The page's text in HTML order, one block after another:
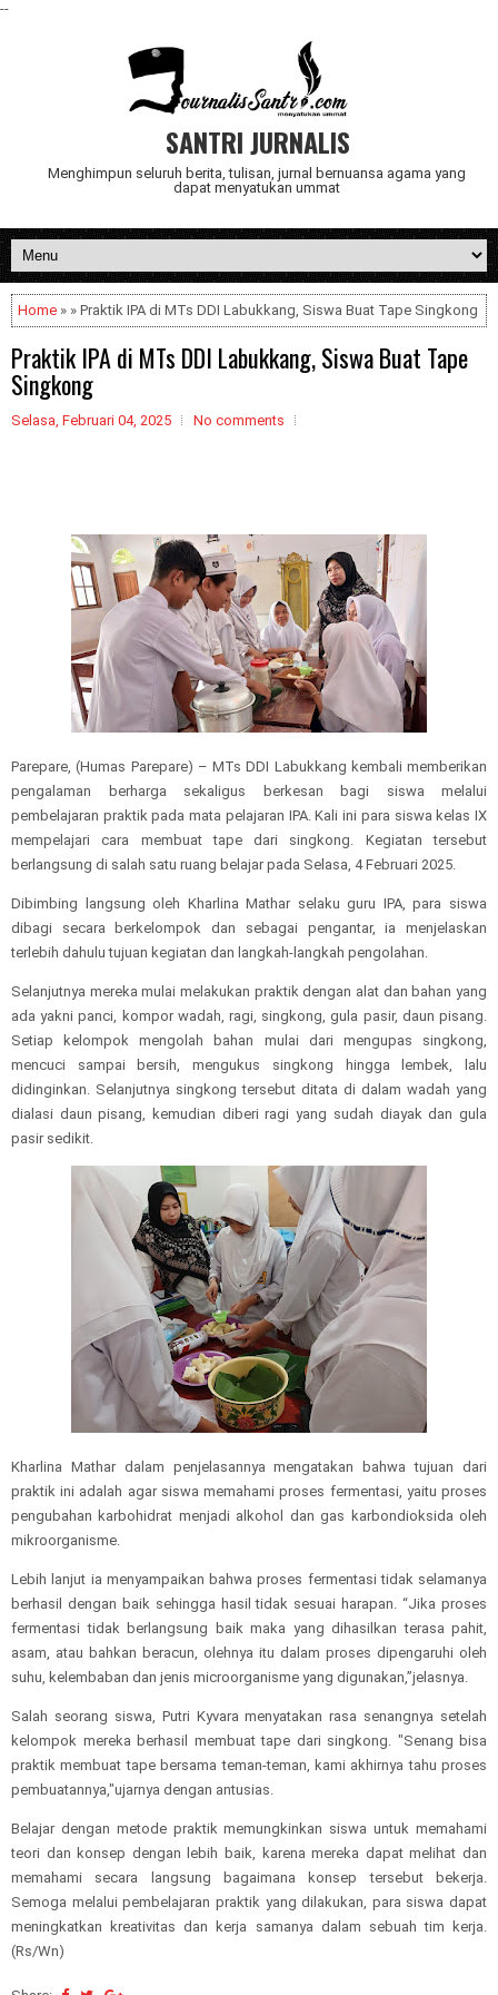
--
SANTRI JURNALIS
Menghimpun seluruh berita, tulisan, jurnal bernuansa agama yang
dapat menyatukan ummat
Home » » Praktik IPA di MTs DDI Labukkang, Siswa Buat Tape Singkong
Praktik IPA di MTs DDI Labukkang, Siswa Buat Tape
Singkong
Selasa, Februari 04, 2025 No comments
Parepare, (Humas Parepare) – MTs DDI Labukkang kembali memberikan
pengalaman berharga sekaligus berkesan bagi siswa melalui
pembelajaran praktik pada mata pelajaran IPA. Kali ini para siswa kelas IX
mempelajari cara membuat tape dari singkong. Kegiatan tersebut
berlangsung di salah satu ruang belajar pada Selasa, 4 Februari 2025.
Dibimbing langsung oleh Kharlina Mathar selaku guru IPA, para siswa
dibagi secara berkelompok dan sebagai pengantar, ia menjelaskan
terlebih dahulu tujuan kegiatan dan langkah-langkah pengolahan.
Selanjutnya mereka mulai melakukan praktik dengan alat dan bahan yang
ada yakni panci, kompor wadah, ragi, singkong, gula pasir, daun pisang.
Setiap kelompok mengolah bahan mulai dari mengupas singkong,
mencuci sampai bersih, mengukus singkong hingga lembek, lalu
didinginkan. Selanjutnya singkong tersebut ditata di dalam wadah yang
dialasi daun pisang, kemudian diberi ragi yang sudah diayak dan gula
pasir sedikit.
Kharlina Mathar dalam penjelasannya mengatakan bahwa tujuan dari
praktik ini adalah agar siswa memahami proses fermentasi, yaitu proses
pengubahan karbohidrat menjadi alkohol dan gas karbondioksida oleh
mikroorganisme.
Lebih lanjut ia menyampaikan bahwa proses fermentasi tidak selamanya
berhasil dengan baik sehingga hasil tidak sesuai harapan. “Jika proses
fermentasi tidak berlangsung baik maka yang dihasilkan terasa pahit,
asam, atau bahkan beracun, olehnya itu dalam proses dipengaruhi oleh
suhu, kelembaban dan jenis microorganisme yang digunakan,”jelasnya.
Salah seorang siswa, Putri Kyvara menyatakan rasa senangnya setelah
kelompok mereka berhasil membuat tape dari singkong. "Senang bisa
praktik membuat tape bersama teman-teman, kami akhirnya tahu proses
pembuatannya,"ujarnya dengan antusias.
Belajar dengan metode praktik memungkinkan siswa untuk memahami
teori dan konsep dengan lebih baik, karena mereka dapat melihat dan
memahami secara langsung bagaimana konsep tersebut bekerja.
Semoga melalui pembelajaran praktik yang dilakukan, para siswa dapat
meningkatkan kreativitas dan kerja samanya dalam sebuah tim kerja.
(Rs/Wn)